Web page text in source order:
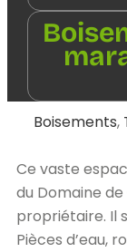
Boisements,
Ce vaste
du Domaine
propriétaire. Il
Pièces d’eau,